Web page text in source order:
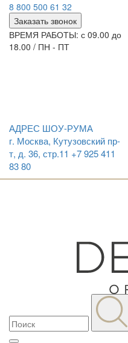
8 800 500 61 32
Заказать звонок
ВРЕМЯ РАБОТЫ: с 09.00 до
18.00 / ПН - ПТ
АДРЕС ШОУ-РУМА
г. Москва, Кутузовский пр-
т, д. 36, стр.11 +7 925 411
83 80